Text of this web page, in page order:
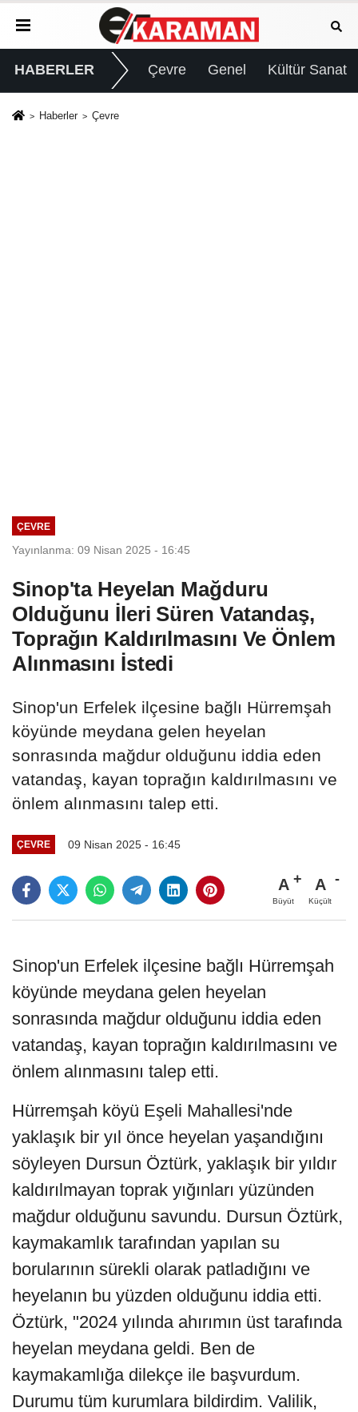
HABERLER Çevre Genel Kültür Sanat
Haberler Çevre
ÇEVRE
Yayınlanma: 09 Nisan 2025 - 16:45
Sinop'ta Heyelan Mağduru
Olduğunu İleri Süren Vatandaş,
Toprağın Kaldırılmasını Ve Önlem
Alınmasını İstedi
Sinop'un Erfelek ilçesine bağlı Hürremşah
köyünde meydana gelen heyelan
sonrasında mağdur olduğunu iddia eden
vatandaş, kayan toprağın kaldırılmasını ve
önlem alınmasını talep etti.
ÇEVRE 09 Nisan 2025 - 16:45
A
Büyüt
A
Küçült
Sinop'un Erfelek ilçesine bağlı Hürremşah
köyünde meydana gelen heyelan
sonrasında mağdur olduğunu iddia eden
vatandaş, kayan toprağın kaldırılmasını ve
önlem alınmasını talep etti.
Hürremşah köyü Eşeli Mahallesi'nde
yaklaşık bir yıl önce heyelan yaşandığını
söyleyen Dursun Öztürk, yaklaşık bir yıldır
kaldırılmayan toprak yığınları yüzünden
mağdur olduğunu savundu. Dursun Öztürk,
kaymakamlık tarafından yapılan su
borularının sürekli olarak patladığını ve
heyelanın bu yüzden olduğunu iddia etti.
Öztürk, "2024 yılında ahırımın üst tarafında
heyelan meydana geldi. Ben de
kaymakamlığa dilekçe ile başvurdum.
Durumu tüm kurumlara bildirdim. Valilik,